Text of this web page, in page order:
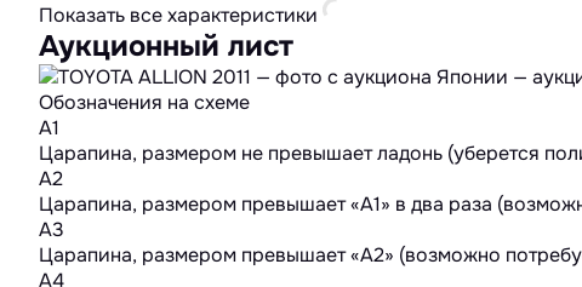
Показать все характеристики
Аукционный лист
Обозначения на схеме
A1
Царапина, размером не превышает ладонь (уберется
A2
Царапина, размером превышает «А1» в два раза
A3
Царапина, размером превышает «А2» (возможно
A4